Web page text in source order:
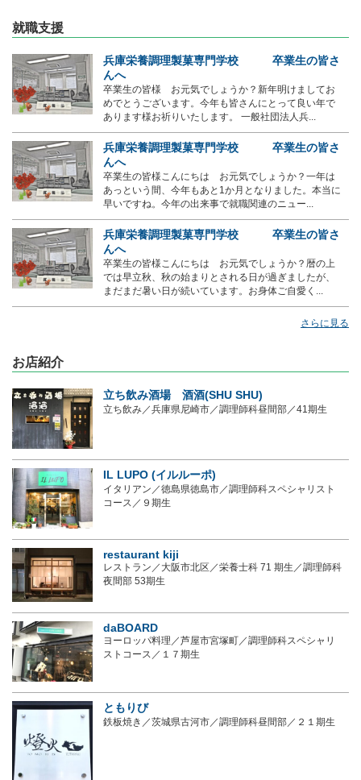
就職支援
兵庫栄養調理製菓専門学校 卒業生の皆さ
んへ
卒業生の皆様 お元気でしょうか？新年明けましてお
めでとうございます。今年も皆さんにとって良い年で
あります様お祈りいたします。 一般社団法人兵...
兵庫栄養調理製菓専門学校 卒業生の皆さ
んへ
卒業生の皆様こんにちは お元気でしょうか？一年は
あっという間、今年もあと1か月となりました。本当に
早いですね。今年の出来事で就職関連のニュー...
兵庫栄養調理製菓専門学校 卒業生の皆さ
んへ
卒業生の皆様こんにちは お元気でしょうか？暦の上
では早立秋、秋の始まりとされる日が過ぎましたが、
まだまだ暑い日が続いています。お身体ご自愛く...
さらに見る
お店紹介
立ち飲み酒場 酒酒(SHU SHU)
立ち飲み／兵庫県尼崎市／調理師科昼間部／41期生
IL LUPO (イルルーポ)
イタリアン／徳島県徳島市／調理師科スペシャリスト
コース／９期生
restaurant kiji
レストラン／大阪市北区／栄養士科 71 期生／調理師科
夜間部 53期生
daBOARD
ヨーロッパ料理／芦屋市宮塚町／調理師科スペシャリ
ストコース／１７期生
ともりび
鉄板焼き／茨城県古河市／調理師科昼間部／２１期生